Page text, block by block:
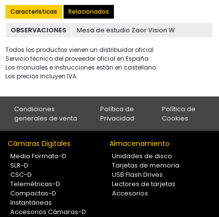
Características Relacionados
OBSERVACIONES Mesa de estudio Zaor Vision W
Todos los productos vienen un distribuidor oficial
Servicio técnico del proveedor oficial en España.
Los manuales e instrucciones están en castellano.
Los precios incluyen IVA.
Condiciones
generales de venta
Política de
Privacidad
Política de
Cookies
Cámaras Digitales
Medio Formato-D
SLR-D
CSC-D
Telemétricas-D
Compactas-D
Instantáneas
Accesorios Cámaras-D
Almacenamiento
Unidades de disco
Tarjetas de memoria
USB Flash Drives
Lectores de tarjetas
Accesorios